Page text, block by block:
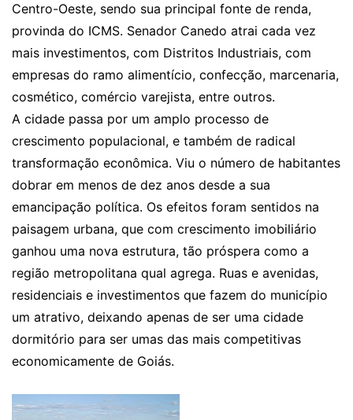
Centro-Oeste, sendo sua principal fonte de renda,
provinda do ICMS. Senador Canedo atrai cada vez
mais investimentos, com Distritos Industriais, com
empresas do ramo alimentício, confecção, marcenaria,
cosmético, comércio varejista, entre outros.
A cidade passa por um amplo processo de
crescimento populacional, e também de radical
transformação econômica. Viu o número de habitantes
dobrar em menos de dez anos desde a sua
emancipação política. Os efeitos foram sentidos na
paisagem urbana, que com crescimento imobiliário
ganhou uma nova estrutura, tão próspera como a
região metropolitana qual agrega. Ruas e avenidas,
residenciais e investimentos que fazem do município
um atrativo, deixando apenas de ser uma cidade
dormitório para ser umas das mais competitivas
economicamente de Goiás.